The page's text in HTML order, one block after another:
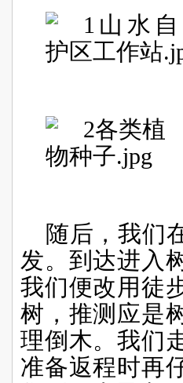
随后，我们
发。到达进入
我们便改用徒
树，推测应是
理倒木。我们
准备返程时再